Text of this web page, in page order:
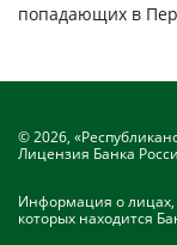
попадающих в
© 2026,
Лицензия Банка
Информация о
которых находится